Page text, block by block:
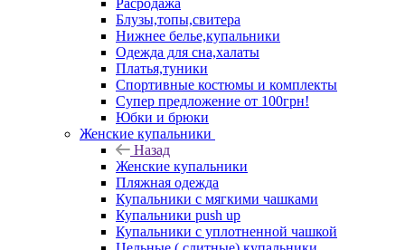
Расродажа
Блузы,топы,свитера
Нижнее белье,купальники
Одежда для сна,халаты
Платья,туники
Спортивные костюмы и комплекты
Супер предложение от 100грн!
Юбки и брюки
Женские купальники
Назад
Женские купальники
Пляжная одежда
Купальники с мягкими чашками
Купальники push up
Купальники с уплотненной чашкой